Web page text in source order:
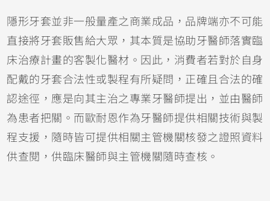
隱形牙套並非一般量產之商業成品，品牌端亦不可能
直接將牙套販售給大眾，其本質是協助牙醫師落實臨
床治療計畫的客製化醫材。因此，消費者若對於自身
配戴的牙套合法性或製程有所疑問，正確且合法的確
認途徑，應是向其主治之專業牙醫師提出，並由醫師
為患者把關。而歐耐恩作為牙醫師提供相關技術與製
程支援，隨時皆可提供相關主管機關核發之證照資料
供查閱，供臨床醫師與主管機關隨時查核。